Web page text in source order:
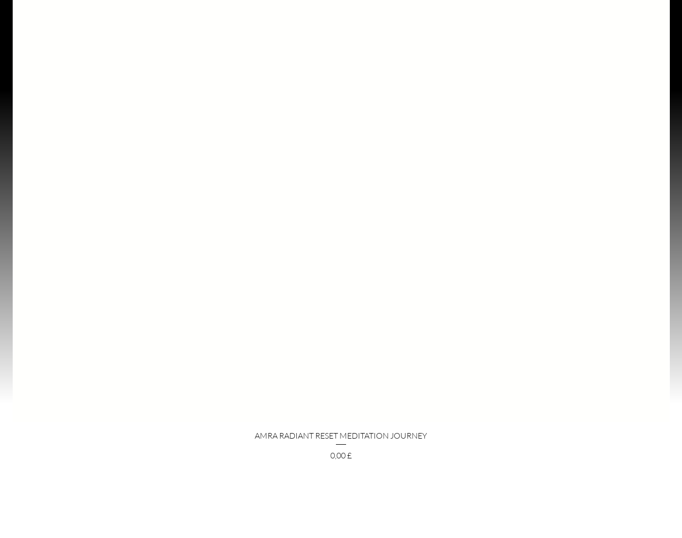
Hurtigvisning
AMRA RADIANT RESET MEDITATION JOURNEY
Pris
0,00 £